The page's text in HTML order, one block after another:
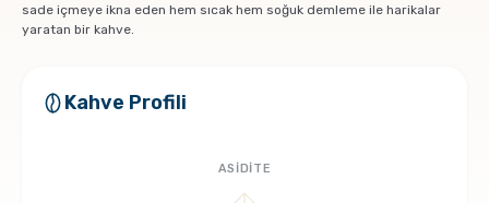
Exclusive Kahveler
Kafeinsiz Kahveler
Soğuk Kahve Demleme Ekipmanları
Aeropress
sade içmeye ikna eden hem sıcak hem soğuk demleme ile harikalar
yaratan bir kahve.
Kahve Profili
ASİDİTE